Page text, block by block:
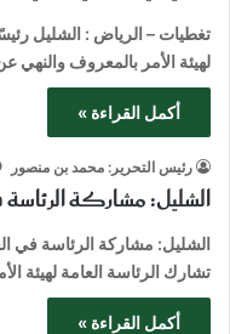
تغطيات – الرياض : الشليل
لهيئة الأمر بالمعروف والنهي
أكمل القراءة »
رئيس التحرير: محمد بن منصور
الشليل: مشاركة الرئاسة
الشليل: مشاركة الرئاسة في
تشارك الرئاسة العامة لهيئة
أكمل القراءة »